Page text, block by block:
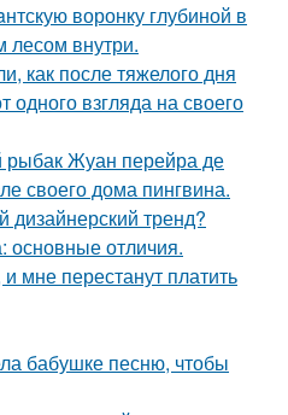
воронку глубиной в
лесом внутри.
как после тяжелого дня
одного взгляда на своего
рыбак Жуан перейра де
своего дома пингвина.
тренд?
основные отличия.
мне перестанут платить
бабушке песню, чтобы